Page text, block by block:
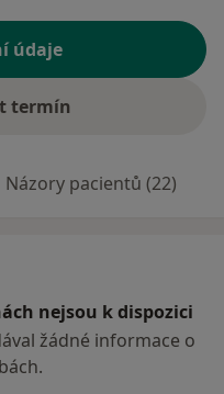
údaje
termín
Názory pacientů (22)
nejsou k dispozici
žádné informace o